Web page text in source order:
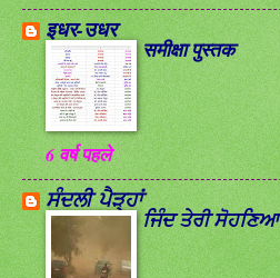
इधर-उधर
समीक्षा पुस्तक
6 वर्ष पहले
ਸੰਦਲੀ ਪੈੜ੍ਹਾਂ
ਜਿੰਦ ਤੇਰੀ ਸੋਹਣਿਆ